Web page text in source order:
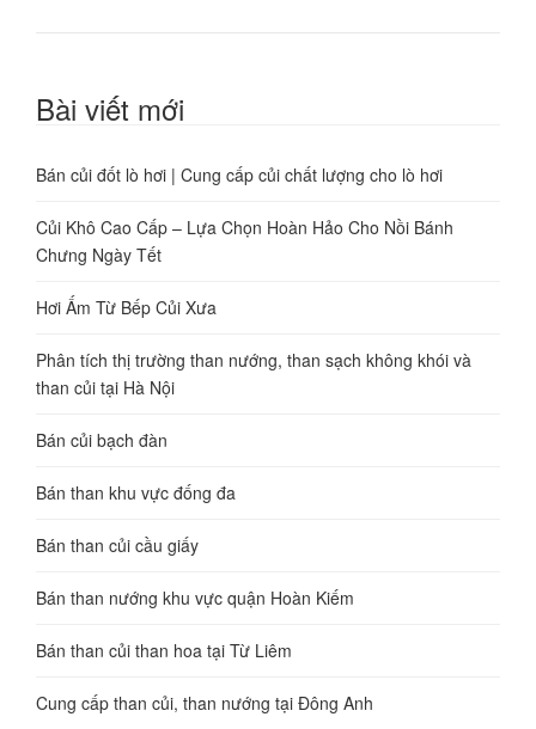
Bài viết mới
Bán củi đốt lò hơi | Cung cấp củi chất lượng cho lò hơi
Củi Khô Cao Cấp – Lựa Chọn Hoàn Hảo Cho Nồi Bánh
Chưng Ngày Tết
Hơi Ấm Từ Bếp Củi Xưa
Phân tích thị trường than nướng, than sạch không khói và
than củi tại Hà Nội
Bán củi bạch đàn
Bán than khu vực đống đa
Bán than củi cầu giấy
Bán than nướng khu vực quận Hoàn Kiếm
Bán than củi than hoa tại Từ Liêm
Cung cấp than củi, than nướng tại Đông Anh